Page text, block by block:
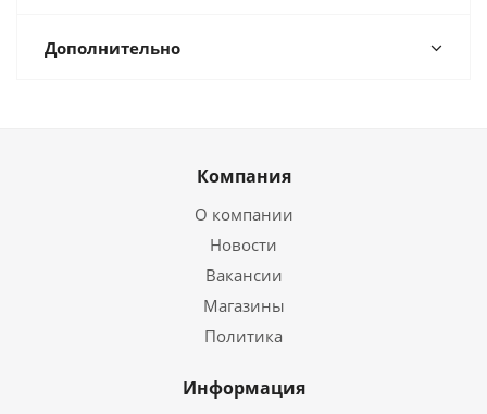
Дополнительно
Компания
О компании
Новости
Вакансии
Магазины
Политика
Информация